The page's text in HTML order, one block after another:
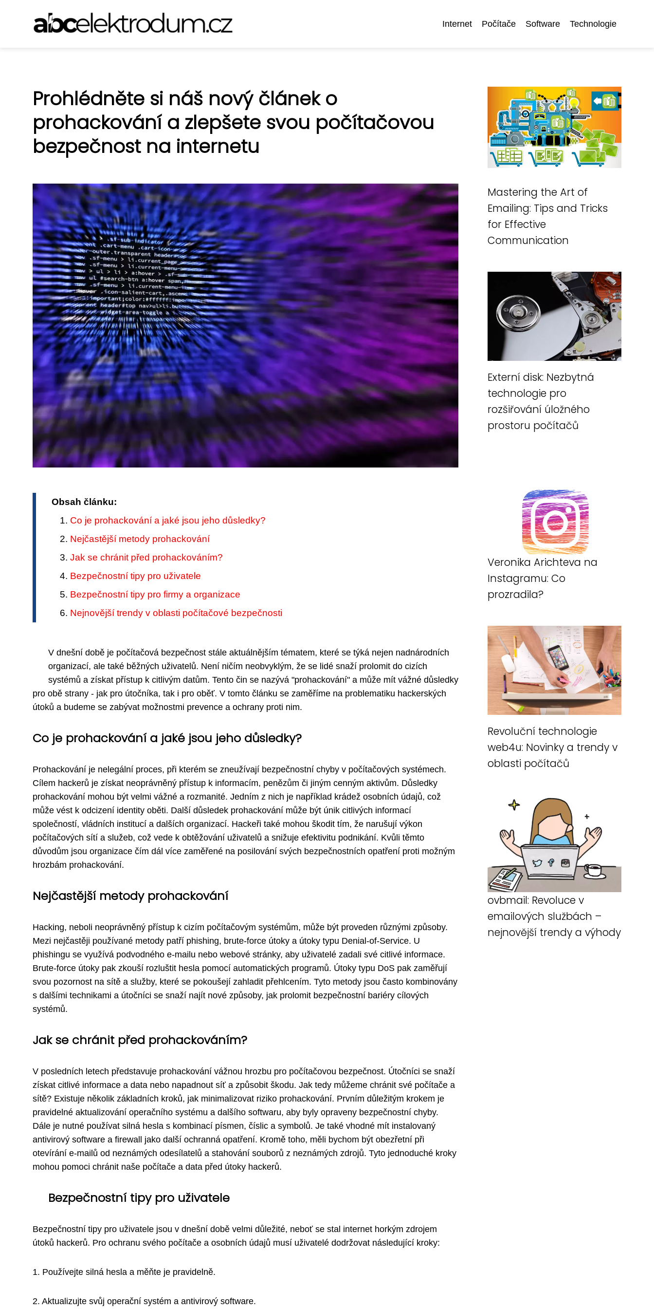
Internet Počítače Software Technologie
Prohlédněte si náš nový článek o
prohackování a zlepšete svou počítačovou
bezpečnost na internetu
Obsah článku:
Co je prohackování a jaké jsou jeho důsledky?
Nejčastější metody prohackování
Jak se chránit před prohackováním?
Bezpečnostní tipy pro uživatele
Bezpečnostní tipy pro firmy a organizace
Nejnovější trendy v oblasti počítačové bezpečnosti
V dnešní době je počítačová bezpečnost stále aktuálnějším tématem, které se týká nejen nadnárodních
organizací, ale také běžných uživatelů. Není ničím neobvyklým, že se lidé snaží prolomit do cizích
systémů a získat přístup k citlivým datům. Tento čin se nazývá "prohackování" a může mít vážné důsledky
pro obě strany - jak pro útočníka, tak i pro oběť. V tomto článku se zaměříme na problematiku hackerských
útoků a budeme se zabývat možnostmi prevence a ochrany proti nim.
Co je prohackování a jaké jsou jeho důsledky?
Prohackování je nelegální proces, při kterém se zneužívají bezpečnostní chyby v počítačových systémech.
Cílem hackerů je získat neoprávněný přístup k informacím, penězům či jiným cenným aktivům. Důsledky
prohackování mohou být velmi vážné a rozmanité. Jedním z nich je například krádež osobních údajů, což
může vést k odcizení identity oběti. Další důsledek prohackování může být únik citlivých informací
společností, vládních institucí a dalších organizací. Hackeři také mohou škodit tím, že narušují výkon
počítačových sítí a služeb, což vede k obtěžování uživatelů a snižuje efektivitu podnikání. Kvůli těmto
důvodům jsou organizace čím dál více zaměřené na posilování svých bezpečnostních opatření proti možným
hrozbám prohackování.
Nejčastější metody prohackování
Hacking, neboli neoprávněný přístup k cizím počítačovým systémům, může být proveden různými způsoby.
Mezi nejčastěji používané metody patří phishing, brute-force útoky a útoky typu Denial-of-Service. U
phishingu se využívá podvodného e-mailu nebo webové stránky, aby uživatelé zadali své citlivé informace.
Brute-force útoky pak zkouší rozluštit hesla pomocí automatických programů. Útoky typu DoS pak zaměřují
svou pozornost na sítě a služby, které se pokoušejí zahladit přehlcením. Tyto metody jsou často kombinovány
s dalšími technikami a útočníci se snaží najít nové způsoby, jak prolomit bezpečnostní bariéry cílových
systémů.
Jak se chránit před prohackováním?
V posledních letech představuje prohackování vážnou hrozbu pro počítačovou bezpečnost. Útočníci se snaží
získat citlivé informace a data nebo napadnout síť a způsobit škodu. Jak tedy můžeme chránit své počítače a
sítě? Existuje několik základních kroků, jak minimalizovat riziko prohackování. Prvním důležitým krokem je
pravidelné aktualizování operačního systému a dalšího softwaru, aby byly opraveny bezpečnostní chyby.
Dále je nutné používat silná hesla s kombinací písmen, číslic a symbolů. Je také vhodné mít instalovaný
antivirový software a firewall jako další ochranná opatření. Kromě toho, měli bychom být obezřetní při
otevírání e-mailů od neznámých odesílatelů a stahování souborů z neznámých zdrojů. Tyto jednoduché kroky
mohou pomoci chránit naše počítače a data před útoky hackerů.
Bezpečnostní tipy pro uživatele
Bezpečnostní tipy pro uživatele jsou v dnešní době velmi důležité, neboť se stal internet horkým zdrojem
útoků hackerů. Pro ochranu svého počítače a osobních údajů musí uživatelé dodržovat následující kroky:
1. Používejte silná hesla a měňte je pravidelně.
2. Aktualizujte svůj operační systém a antivirový software.
Mastering the Art of
Emailing: Tips and Tricks
for Effective
Communication
Externí disk: Nezbytná
technologie pro
rozšiřování úložného
prostoru počítačů
Veronika Arichteva na
Instagramu: Co
prozradila?
Revoluční technologie
web4u: Novinky a trendy v
oblasti počítačů
ovbmail: Revoluce v
emailových službách –
nejnovější trendy a výhody